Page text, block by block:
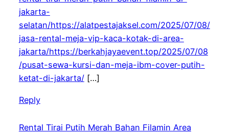
jakarta-
selatan/https://alatpestajaksel.com/2025/07/08/
jasa-rental-meja-vip-kaca-kotak-di-area-
jakarta/https://berkahjayaevent.top/2025/07/08
/pusat-sewa-kursi-dan-meja-ibm-cover-putih-
ketat-di-jakarta/[…]
Reply
Rental Tirai Putih Merah Bahan Filamin Area